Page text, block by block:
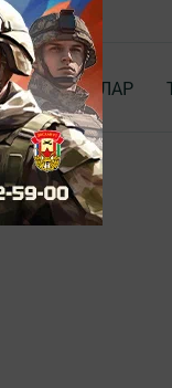
ДОКУМЕНТЛАР